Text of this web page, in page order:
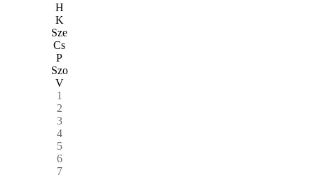
H
K
Sze
Cs
P
Szo
V
1
2
3
4
5
6
7